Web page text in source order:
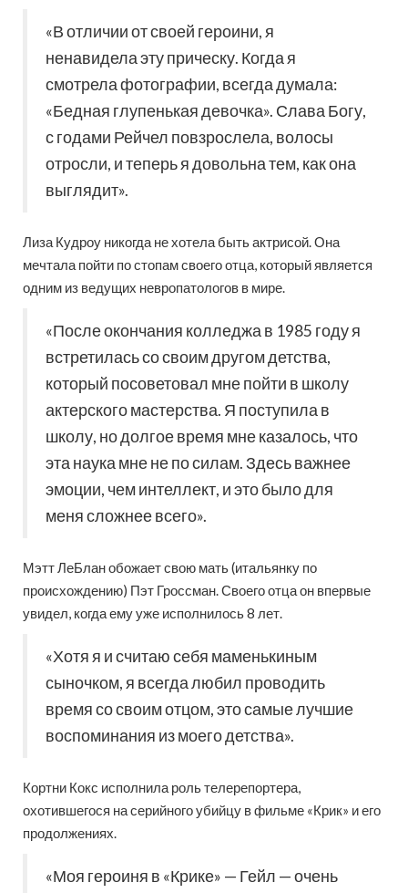
«В отличии от своей героини, я
ненавидела эту прическу. Когда я
смотрела фотографии, всегда думала:
«Бедная глупенькая девочка». Слава Богу,
с годами Рейчел повзрослела, волосы
отросли, и теперь я довольна тем, как она
выглядит».
Лиза Кудроу никогда не хотела быть актрисой. Она
мечтала пойти по стопам своего отца, который является
одним из ведущих невропатологов в мире.
«После окончания колледжа в 1985 году я
встретилась со своим другом детства,
который посоветовал мне пойти в школу
актерского мастерства. Я поступила в
школу, но долгое время мне казалось, что
эта наука мне не по силам. Здесь важнее
эмоции, чем интеллект, и это было для
меня сложнее всего».
Мэтт ЛеБлан обожает свою мать (итальянку по
происхождению) Пэт Гроссман. Своего отца он впервые
увидел, когда ему уже исполнилось 8 лет.
«Хотя я и считаю себя маменькиным
сыночком, я всегда любил проводить
время со своим отцом, это самые лучшие
воспоминания из моего детства».
Кортни Кокс исполнила роль телерепортера,
охотившегося на серийного убийцу в фильме «Крик» и его
продолжениях.
«Моя героиня в «Крике» — Гейл — очень